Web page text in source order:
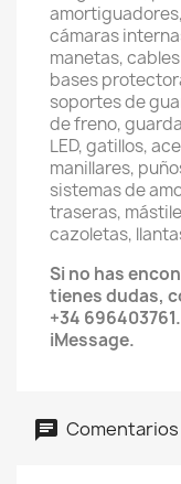
cámaras
manetas,
bases
soportes de
de freno,
LED, gatillos,
manillares,
sistemas de
traseras,
cazoletas,
Si no has
tienes dudas,
+34
iMessage.